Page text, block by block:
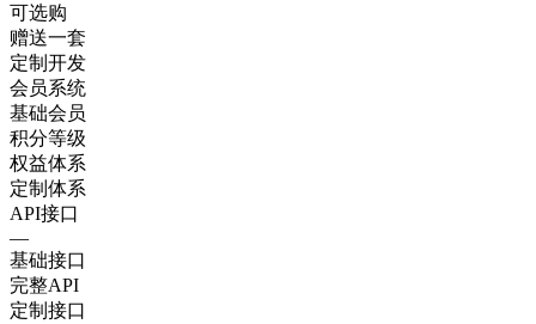
可选购
赠送一套
定制开发
会员系统
基础会员
积分等级
权益体系
定制体系
API接口
—
基础接口
完整API
定制接口